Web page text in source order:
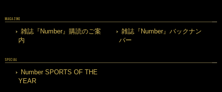
MAGAZINE
雑誌『Number』購読のご案
内
雑誌『Number』バックナン
バー
SPECIAL
Number SPORTS OF THE
YEAR